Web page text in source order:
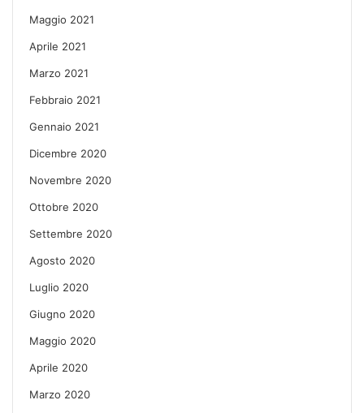
Maggio 2021
Aprile 2021
Marzo 2021
Febbraio 2021
Gennaio 2021
Dicembre 2020
Novembre 2020
Ottobre 2020
Settembre 2020
Agosto 2020
Luglio 2020
Giugno 2020
Maggio 2020
Aprile 2020
Marzo 2020